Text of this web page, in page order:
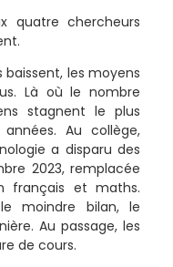
quatre chercheurs
les moyens
Là où le nombre
stagnent le plus
Au collège,
a disparu des
2023, remplacée
français et maths.
moindre bilan, le
Au passage, les
de cours.